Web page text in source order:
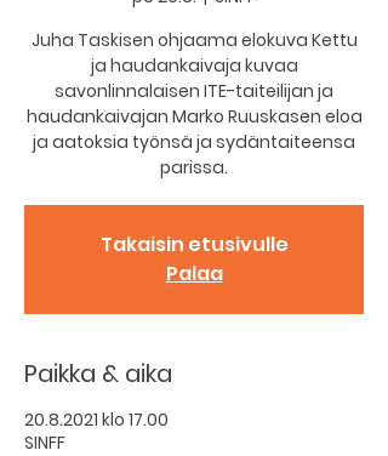
Juha Taskisen ohjaama elokuva Kettu
ja haudankaivaja kuvaa
savonlinnalaisen ITE-taiteilijan ja
haudankaivajan Marko Ruuskasen eloa
ja aatoksia työnsä ja sydäntaiteensa
parissa.
Takaisin etusivulle
Palaa
Paikka & aika
20.8.2021 klo 17.00
SINFF